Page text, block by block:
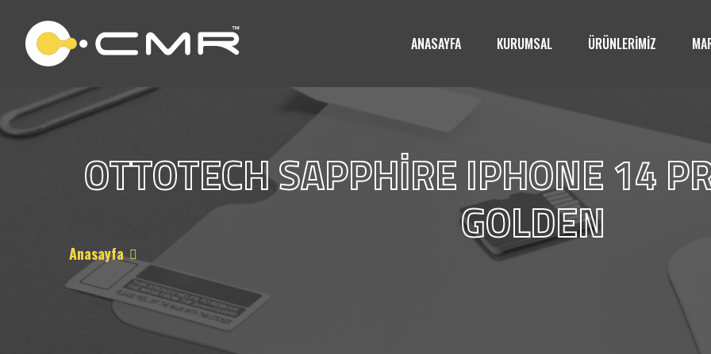
ANASAYFA KURUMSAL ÜRÜNLERİMİZ
OTTOTECH SAPPHİRE IPHONE 14
GOLDEN
Anasayfa